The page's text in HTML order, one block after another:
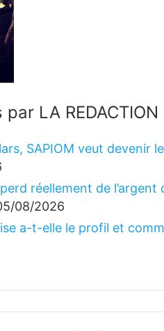
LA REDACTION
SAPIOM veut devenir
perd réellement de
08/2026
a-t-elle le profil et